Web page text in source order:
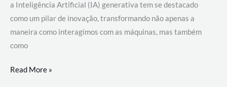
a Inteligência Artificial (IA) generativa tem se destacado
como um pilar de inovação, transformando não apenas a
maneira como interagimos com as máquinas, mas também
como
Desenvolvimento
Read More »